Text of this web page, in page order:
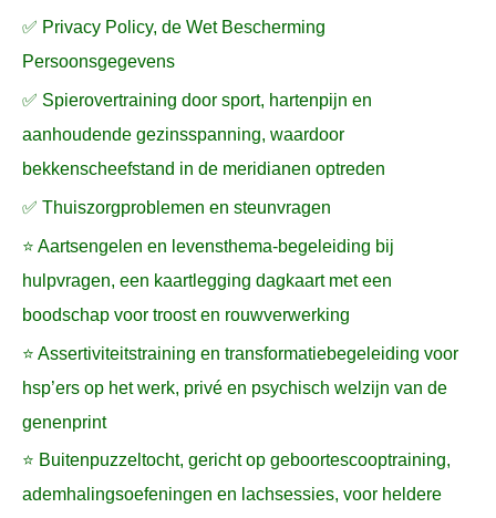
✅ Privacy Policy, de Wet Bescherming
Persoonsgegevens
✅ Spierovertraining door sport, hartenpijn en
aanhoudende gezinsspanning, waardoor
bekkenscheefstand in de meridianen optreden
✅ Thuiszorgproblemen en steunvragen
⭐ Aartsengelen en levensthema-begeleiding bij
hulpvragen, een kaartlegging dagkaart met een
boodschap voor troost en rouwverwerking
⭐ Assertiviteitstraining en transformatiebegeleiding voor
hsp’ers op het werk, privé en psychisch welzijn van de
genenprint
⭐ Buitenpuzzeltocht, gericht op geboortescooptraining,
ademhalingsoefeningen en lachsessies, voor heldere